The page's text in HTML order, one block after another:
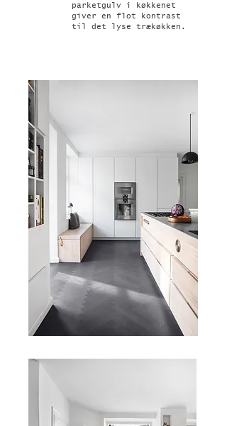
parketgulv i køkkenet
giver en flot kontrast
til det lyse trækøkken.